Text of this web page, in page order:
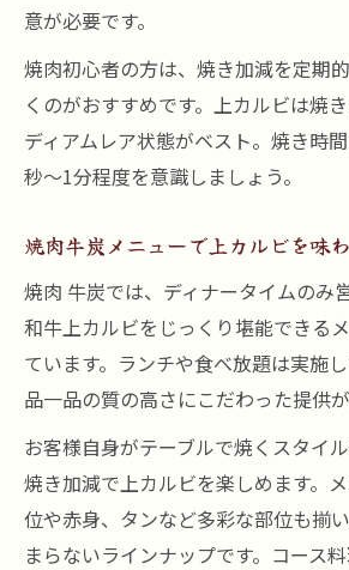
意が必要です。
焼肉初心者の方は、焼き加減を定期
くのがおすすめです。上カルビは焼
ディアムレア状態がベスト。焼き時
秒〜1分程度を意識しましょう。
焼肉牛炭メニューで上カルビを味
焼肉 牛炭では、ディナータイムのみ
和牛上カルビをじっくり堪能できる
ています。ランチや食べ放題は実施
品一品の質の高さにこだわった提供が
お客様自身がテーブルで焼くスタイ
焼き加減で上カルビを楽しめます。
位や赤身、タンなど多彩な部位も揃
まらないラインナップです。コース